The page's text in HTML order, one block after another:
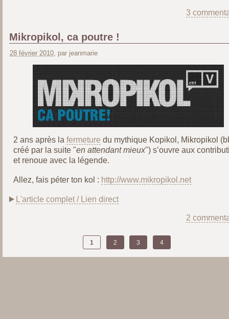
3
Mikropikol, ca poutre !
28 février 2010, par jeanmarie
2 ans après la fermeture du mythique Kopikol, Mikropikol
créé par la suite "en attendant mieux") s’ouvre aux
et renoue avec la légende.
Allez, fais péter ton kol : http://www.mikropikol.net
L'article complet / Lien direct
2
1 2 3 4